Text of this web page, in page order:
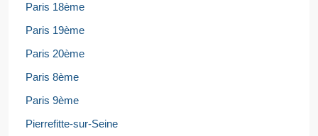
Paris 18ème
Paris 19ème
Paris 20ème
Paris 8ème
Paris 9ème
Pierrefitte-sur-Seine